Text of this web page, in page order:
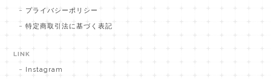
プライバシーポリシー
特定商取引法に基づく表記
LINK
Instagram